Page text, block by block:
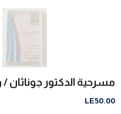
مسرحية الدكتور
LE50.00